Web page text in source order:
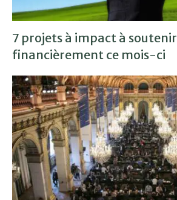
7 projets à impact à soutenir
financièrement ce mois-ci